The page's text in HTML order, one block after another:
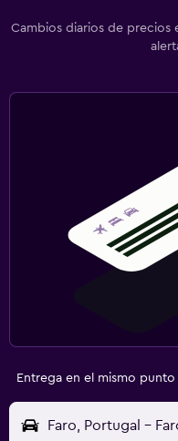
Cambios diarios de precios
Entrega en el mismo punto
Faro, Portugal -